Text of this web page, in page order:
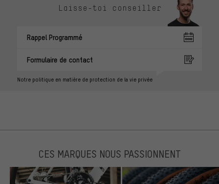
Laisse-toi conseiller
Rappel Programmé
Formulaire de contact
Notre politique en matière de protection de la vie privée
CES MARQUES NOUS PASSIONNENT